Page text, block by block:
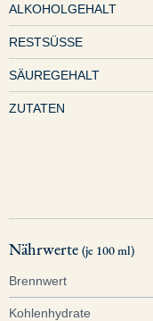
ALKOHOLGEHALT
RESTSÜSSE
SÄUREGEHALT
ZUTATEN
Nährwerte (je 100 ml)
Brennwert
Kohlenhydrate